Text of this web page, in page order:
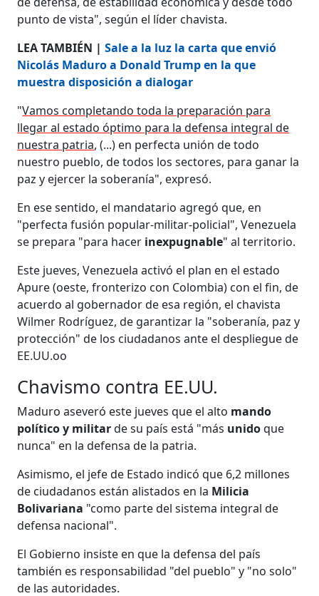
punto de vista", según el líder chavista.
LEA TAMBIÉN |Sale a la luz la carta que envió
Nicolás Maduro a Donald Trump en la que
muestra disposición a dialogar
"Vamos completando toda la preparación para
llegar al estado óptimo para la defensa integral de
nuestra patria, (...) en perfecta unión de todo
nuestro pueblo, de todos los sectores, para ganar la
paz y ejercer la soberanía", expresó.
En ese sentido, el mandatario agregó que, en
"perfecta fusión popular-militar-policial", Venezuela
se prepara "para hacer inexpugnable" al territorio.
Este jueves, Venezuela activó el plan en el estado
Apure (oeste, fronterizo con Colombia) con el fin, de
acuerdo al gobernador de esa región, el chavista
Wilmer Rodríguez, de garantizar la "soberanía, paz y
protección" de los ciudadanos ante el despliegue de
EE.UU.oo
Chavismo contra EE.UU.
Maduro aseveró este jueves que el alto mando
político y militarde su país está "más unidoque
nunca" en la defensa de la patria.
Asimismo, el jefe de Estado indicó que 6,2 millones
de ciudadanos están alistados en la Milicia
Bolivariana "como parte del sistema integral de
defensa nacional".
El Gobierno insiste en que la defensa del país
también es responsabilidad "del pueblo" y "no solo"
de las autoridades.